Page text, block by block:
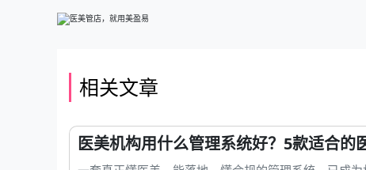
相关文章
医美机构用什么管理系统好？5款适合的